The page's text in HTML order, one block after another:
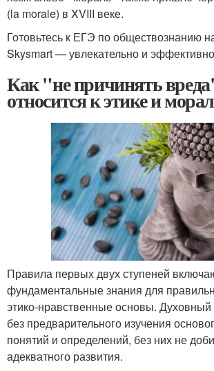
(la morale) в XVIII веке.
Готовьтесь к ЕГЭ по обществознанию
Skysmart — увлекательно и
Как "не причинять
относится к этике и
Правила первых двух ступеней
фундаментальные знания для
этико-нравственные основы.
без предварительного изучения
понятий и определений, без них не
адекватного развития.